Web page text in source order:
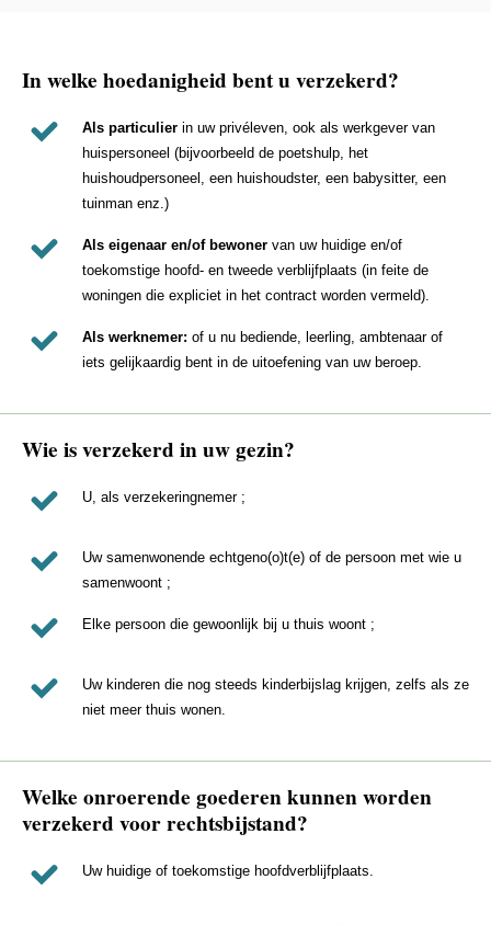
In welke hoedanigheid bent u verzekerd?
Als particulier in uw privéleven, ook als werkgever van
huispersoneel (bijvoorbeeld de poetshulp, het
huishoudpersoneel, een huishoudster, een babysitter, een
tuinman enz.)
Als eigenaar en/of bewoner van uw huidige en/of
toekomstige hoofd- en tweede verblijfplaats (in feite de
woningen die expliciet in het contract worden vermeld).
Als werknemer: of u nu bediende, leerling, ambtenaar of
iets gelijkaardig bent in de uitoefening van uw beroep.
Wie is verzekerd in uw gezin?
U, als verzekeringnemer ;
Uw samenwonende echtgeno(o)t(e) of de persoon met wie u
samenwoont ;
Elke persoon die gewoonlijk bij u thuis woont ;
Uw kinderen die nog steeds kinderbijslag krijgen, zelfs als ze
niet meer thuis wonen.
Welke onroerende goederen kunnen worden
verzekerd voor rechtsbijstand?
Uw huidige of toekomstige hoofdverblijfplaats.